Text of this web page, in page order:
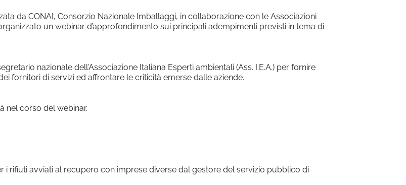
da CONAI, Consorzio Nazionale Imballaggi, in collaborazione con le Associazioni
un webinar d’approfondimento sui principali adempimenti previsti in tema di
nazionale dell’Associazione Italiana Esperti ambientali (Ass. I.E.A.) per fornire
fornitori di servizi ed affrontare le criticità emerse dalle aziende.
nel corso del webinar.
i rifiuti avviati al recupero con imprese diverse dal gestore del servizio pubblico di